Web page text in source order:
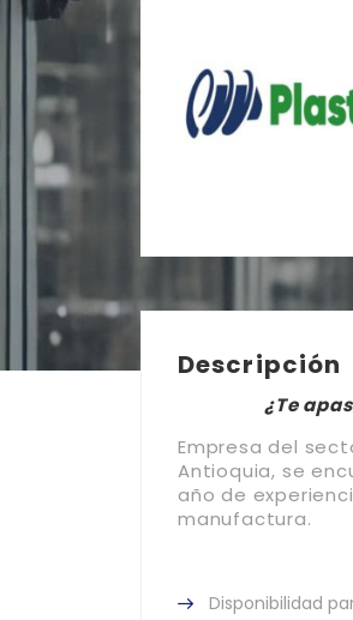
Descripción
¿Te
Empresa del
Antioquia, se
año de
manufactura.
Disponibilidad